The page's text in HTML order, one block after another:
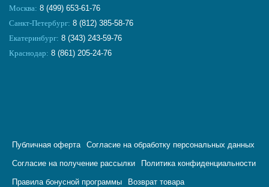
Москва: 8 (499) 653-61-76
Санкт-Петербург: 8 (812) 385-58-76
Екатеринбург: 8 (343) 243-59-76
Краснодар: 8 (861) 205-24-76
Публичная оферта Согласие на обработку персональных данных
Согласие на получение рассылки Политика конфиденциальности
Правила бонусной программы Возврат товара